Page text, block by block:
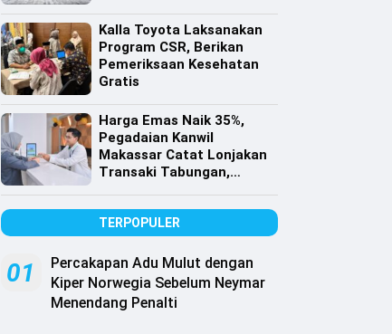
Kalla Toyota Laksanakan
Program CSR, Berikan
Pemeriksaan Kesehatan
Gratis
Harga Emas Naik 35%,
Pegadaian Kanwil
Makassar Catat Lonjakan
Transaki Tabungan,
TERPOPULER
01
Percakapan Adu Mulut dengan
Kiper Norwegia Sebelum Neymar
Menendang Penalti